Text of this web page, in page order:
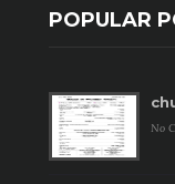
POPULAR
No